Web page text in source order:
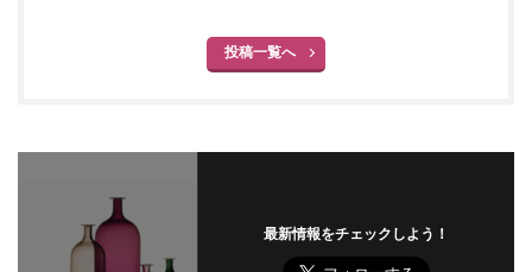
投稿一覧へ
最新情報をチェックしよう！